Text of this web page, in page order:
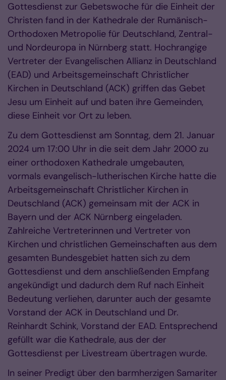
Gottesdienst zur Gebetswoche für die Einheit der
Christen fand in der Kathedrale der Rumänisch-
Orthodoxen Metropolie für Deutschland, Zentral-
und Nordeuropa in Nürnberg statt. Hochrangige
Vertreter der Evangelischen Allianz in Deutschland
(EAD) und Arbeitsgemeinschaft Christlicher
Kirchen in Deutschland (ACK) griffen das Gebet
Jesu um Einheit auf und baten ihre Gemeinden,
diese Einheit vor Ort zu leben.
Zu dem Gottesdienst am Sonntag, dem 21. Januar
2024 um 17:00 Uhr in die seit dem Jahr 2000 zu
einer orthodoxen Kathedrale umgebauten,
vormals evangelisch-lutherischen Kirche hatte die
Arbeitsgemeinschaft Christlicher Kirchen in
Deutschland (ACK) gemeinsam mit der ACK in
Bayern und der ACK Nürnberg eingeladen.
Zahlreiche Vertreterinnen und Vertreter von
Kirchen und christlichen Gemeinschaften aus dem
gesamten Bundesgebiet hatten sich zu dem
Gottesdienst und dem anschließenden Empfang
angekündigt und dadurch dem Ruf nach Einheit
Bedeutung verliehen, darunter auch der gesamte
Vorstand der ACK in Deutschland und Dr.
Reinhardt Schink, Vorstand der EAD. Entsprechend
gefüllt war die Kathedrale, aus der der
Gottesdienst per Livestream übertragen wurde.
In seiner Predigt über den barmherzigen Samariter